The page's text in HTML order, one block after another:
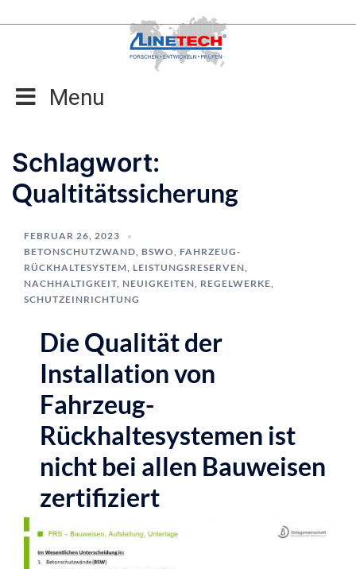
Inhalt
Menu
Schlagwort:
Qualtitätssicherung
FEBRUAR 26, 2023
BETONSCHUTZWAND, BSWO, FAHRZEUG-
RÜCKHALTESYSTEM, LEISTUNGSRESERVEN,
NACHHALTIGKEIT, NEUIGKEITEN, REGELWERKE,
SCHUTZEINRICHTUNG
Die Qualität der
Installation von
Fahrzeug-
Rückhaltesystemen ist
nicht bei allen Bauweisen
zertifiziert